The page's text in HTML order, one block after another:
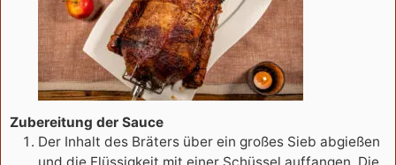
Zubereitung der Sauce
Der Inhalt des Bräters über ein großes Sieb abgießen